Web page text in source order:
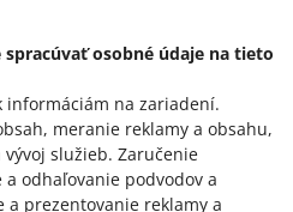
osobné údaje na tieto
informáciám na zariadení.
meranie reklamy a obsahu,
služieb. Zaručenie
odhaľovanie podvodov a
a prezentovanie reklamy a
účet na
trhu, napríklad na
na všetkých trhoch, vrátane